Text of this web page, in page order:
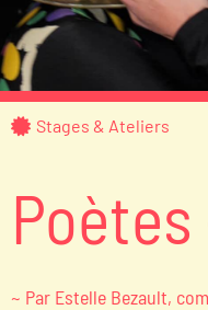
Stages & Ateliers
~ Par Estelle Bezault,